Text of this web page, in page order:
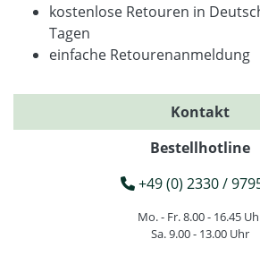
kostenlose Retouren in
Tagen
einfache Retourenanmeldung
Kontakt
Bestellhotline
+49 (0) 2330 /
Mo. - Fr. 8.00 - 16.45
Sa. 9.00 - 13.00 Uhr